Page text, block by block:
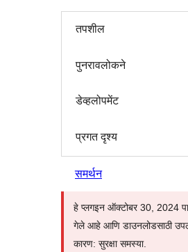
तपशील
पुनरावलोकने
डेव्हलोपमेंट
प्रगत दृश्य
समर्थन
हे प्लगइन ऑक्टोबर 30, 2024
गेले आहे आणि डाउनलोडसाठी
कारण: सुरक्षा समस्या.